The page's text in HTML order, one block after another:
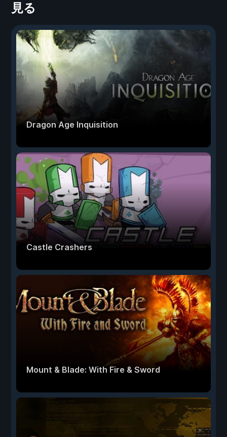
見る
Dragon Age Inquisition
Castle Crashers
Mount & Blade: With Fire & Sword